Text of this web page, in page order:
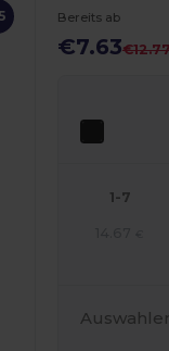
Bereits ab
€7.63
1-7